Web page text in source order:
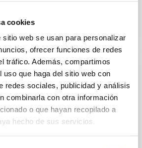
cookies
web se usan para personalizar
ofrecer funciones de redes
tráfico. Además, compartimos
uso que haga del sitio web con
redes sociales, publicidad y análisis
combinarla con otra información
o que hayan recopilado a
hecho de sus servicios.
“heavy”, increíblemente
han participado en el